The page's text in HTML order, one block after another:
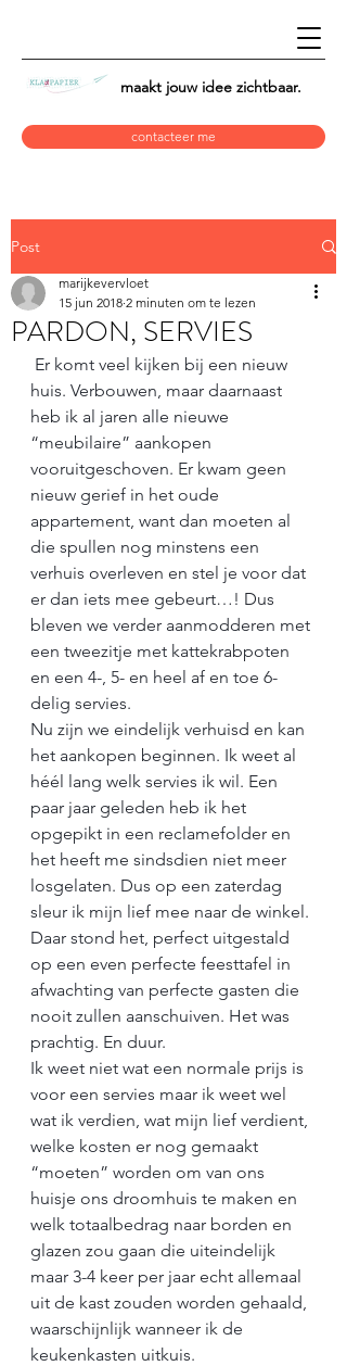
maakt jouw idee zichtbaar.
contacteer me
Post
PARDON, SERVIES
marijkevervloet
15 jun 2018 2 minuten om te lezen
Er komt veel kijken bij een nieuw
huis. Verbouwen, maar daarnaast
heb ik al jaren alle nieuwe
“meubilaire” aankopen
vooruitgeschoven. Er kwam geen
nieuw gerief in het oude
appartement, want dan moeten al
die spullen nog minstens een
verhuis overleven en stel je voor dat
er dan iets mee gebeurt…! Dus
bleven we verder aanmodderen met
een tweezitje met kattekrabpoten
en een 4-, 5- en heel af en toe 6-
delig servies.
Nu zijn we eindelijk verhuisd en kan
het aankopen beginnen. Ik weet al
héél lang welk servies ik wil. Een
paar jaar geleden heb ik het
opgepikt in een reclamefolder en
het heeft me sindsdien niet meer
losgelaten. Dus op een zaterdag
sleur ik mijn lief mee naar de winkel.
Daar stond het, perfect uitgestald
op een even perfecte feesttafel in
afwachting van perfecte gasten die
nooit zullen aanschuiven. Het was
prachtig. En duur.
Ik weet niet wat een normale prijs is
voor een servies maar ik weet wel
wat ik verdien, wat mijn lief verdient,
welke kosten er nog gemaakt
“moeten” worden om van ons
huisje ons droomhuis te maken en
welk totaalbedrag naar borden en
glazen zou gaan die uiteindelijk
maar 3-4 keer per jaar echt allemaal
uit de kast zouden worden gehaald,
waarschijnlijk wanneer ik de
keukenkasten uitkuis.